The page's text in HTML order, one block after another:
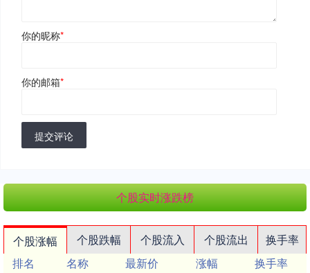
你的昵称*
你的邮箱*
提交评论
个股实时涨跌榜
个股涨幅 个股跌幅 个股流入 个股流出
换手率
排名
名称 最新价 涨幅
换手率